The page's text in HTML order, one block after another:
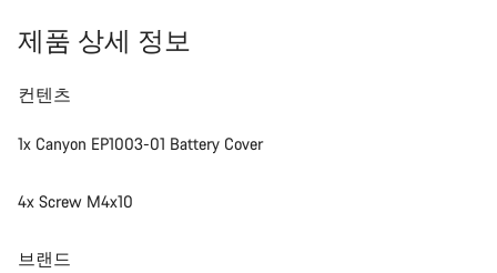
제품 상세 정보
컨텐츠
1x Canyon EP1003-01 Battery Cover
4x Screw M4x10
브랜드